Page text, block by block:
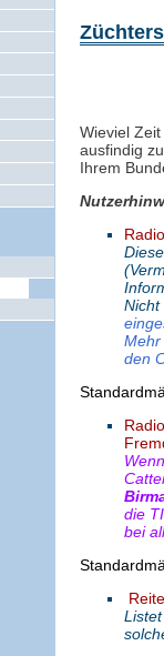
Wieviel
ausfindig
Ihrem
Nicht
Mehr
den
die
bei